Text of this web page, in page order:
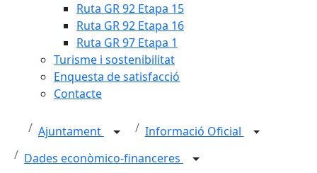
Ruta GR 92 Etapa 15
Ruta GR 92 Etapa 16
Ruta GR 97 Etapa 1
Turisme i sostenibilitat
Enquesta de satisfacció
Contacte
Ajuntament
Informació Oficial
Dades econòmico-financeres